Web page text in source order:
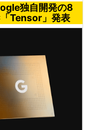
独自開発の8
Tensor」発表